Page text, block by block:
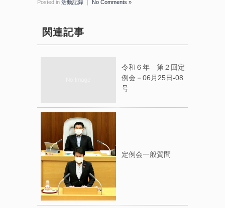
Posted in 活動記録 ｜ No Comments »
関連記事
令和６年 第２回定
例会－06月25日-08
号
定例会一般質問